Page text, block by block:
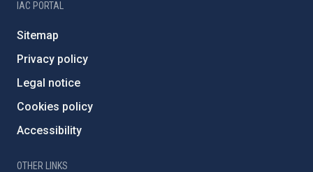
IAC PORTAL
Sitemap
Privacy policy
Legal notice
Cookies policy
Accessibility
OTHER LINKS